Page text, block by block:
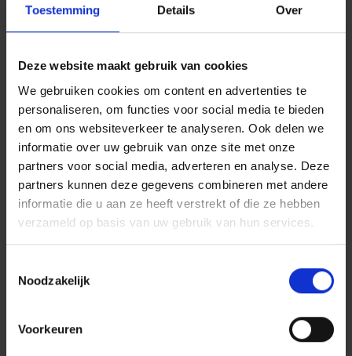
Toestemming Details Over
Deze website maakt gebruik van cookies
We gebruiken cookies om content en advertenties te
personaliseren, om functies voor social media te bieden
en om ons websiteverkeer te analyseren. Ook delen we
informatie over uw gebruik van onze site met onze
partners voor social media, adverteren en analyse. Deze
partners kunnen deze gegevens combineren met andere
informatie die u aan ze heeft verstrekt of die ze hebben
verzameld op basis van uw gebruik van hun services.
Noodzakelijk
Voorkeuren
en gezondheidspsychologie en klinisch
psychologische interventies aan de Vrije
Vlerick Business School.
Hoe werkt zo’n interventie in de
praktijk?
Het stappenplan is eenvoudig en haalbaar voor
iedereen. Er is niet veel voor nodig, voornamelijk
een rustige ruimte waarin u niet gestoord wordt.
Als voorbereiding bekijkt u het best eerst het
inleidende filmpje. Dat legt in heldere taal uit wat
de coronacrisis juist met ons hoofd doet en wat
verwerken en een fase om af te sluiten.